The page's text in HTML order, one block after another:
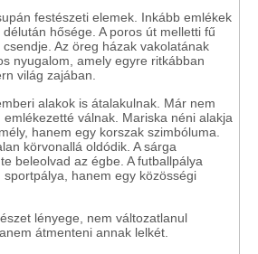
festészeti elemek. Inkább emlékek
hősége. A poros út melletti fű
csendje. Az öreg házak vakolatának
nyugalom, amely egyre ritkábban
világ zajában.
alakok is átalakulnak. Már nem
válnak. Mariska néni alakja
hanem egy korszak szimbóluma.
körvonallá oldódik. A sárga
beleolvad az égbe. A futballpálya
hanem egy közösségi
lényege, nem változatlanul
átmenteni annak lelkét.